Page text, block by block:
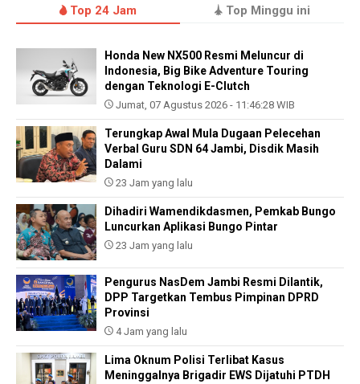
Top 24 Jam Top Minggu ini
Honda New NX500 Resmi Meluncur di
Indonesia, Big Bike Adventure Touring
dengan Teknologi E-Clutch
Jumat, 07 Agustus 2026 - 11:46:28 WIB
Terungkap Awal Mula Dugaan Pelecehan
Verbal Guru SDN 64 Jambi, Disdik Masih
Dalami
23 Jam yang lalu
Dihadiri Wamendikdasmen, Pemkab Bungo
Luncurkan Aplikasi Bungo Pintar
23 Jam yang lalu
Pengurus NasDem Jambi Resmi Dilantik,
DPP Targetkan Tembus Pimpinan DPRD
Provinsi
4 Jam yang lalu
Lima Oknum Polisi Terlibat Kasus
Meninggalnya Brigadir EWS Dijatuhi PTDH